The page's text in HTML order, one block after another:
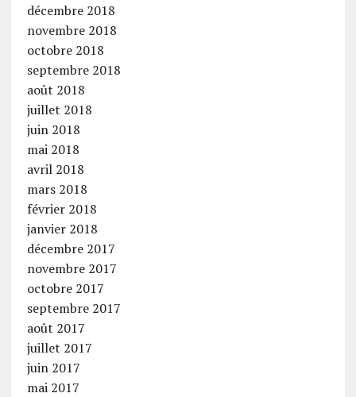
décembre 2018
novembre 2018
octobre 2018
septembre 2018
août 2018
juillet 2018
juin 2018
mai 2018
avril 2018
mars 2018
février 2018
janvier 2018
décembre 2017
novembre 2017
octobre 2017
septembre 2017
août 2017
juillet 2017
juin 2017
mai 2017